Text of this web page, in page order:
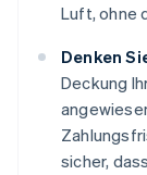
Luft, ohne
Denken
Deckung
sicher,